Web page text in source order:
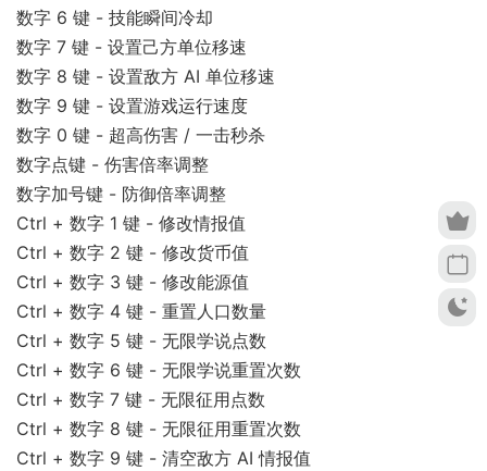
数字 6 键 - 技能瞬间冷却
数字 7 键 - 设置己方单位移速
数字 8 键 - 设置敌方 AI 单位移速
数字 9 键 - 设置游戏运行速度
数字 0 键 - 超高伤害 / 一击秒杀
数字点键 - 伤害倍率调整
数字加号键 - 防御倍率调整
Ctrl + 数字 1 键 - 修改情报值
Ctrl + 数字 2 键 - 修改货币值
Ctrl + 数字 3 键 - 修改能源值
Ctrl + 数字 4 键 - 重置人口数量
Ctrl + 数字 5 键 - 无限学说点数
Ctrl + 数字 6 键 - 无限学说重置次数
Ctrl + 数字 7 键 - 无限征用点数
Ctrl + 数字 8 键 - 无限征用重置次数
Ctrl + 数字 9 键 - 清空敌方 AI 情报值